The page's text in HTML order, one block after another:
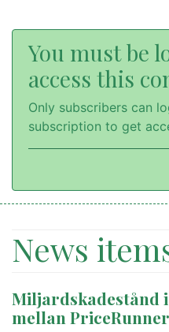
You must be
access this
Only subscribers can
subscription to get
News
Miljardskadestånd
mellan